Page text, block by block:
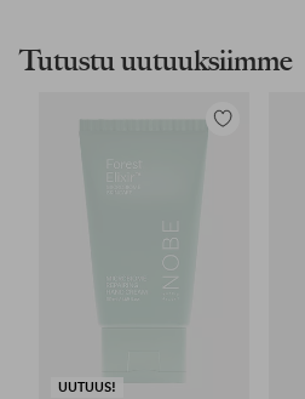
Tutustu uutuuksiimme
UUTUUS!
Lisää